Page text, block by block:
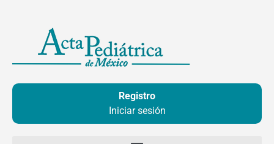
contenido
Registro
Iniciar sesión